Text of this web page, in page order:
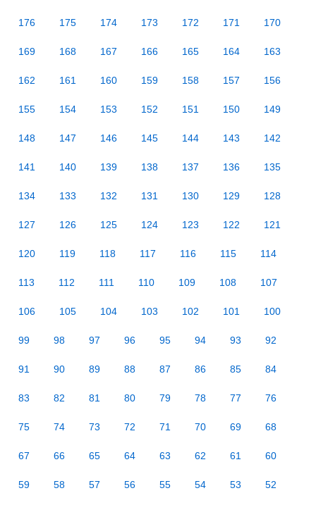
176 175 174 173 172 171 170
169 168 167 166 165 164 163
162 161 160 159 158 157 156
155 154 153 152 151 150 149
148 147 146 145 144 143 142
141 140 139 138 137 136 135
134 133 132 131 130 129 128
127 126 125 124 123 122 121
120 119 118 117 116 115 114
113 112 111 110 109 108 107
106 105 104 103 102 101 100
99 98 97 96 95 94 93 92
91 90 89 88 87 86 85 84
83 82 81 80 79 78 77 76
75 74 73 72 71 70 69 68
67 66 65 64 63 62 61 60
59 58 57 56 55 54 53 52